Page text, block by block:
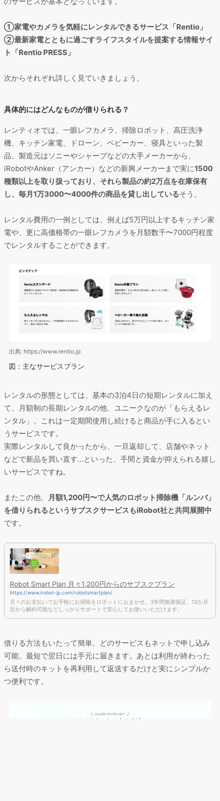
①家電やカメラを気軽にレンタルできるサービス「Rentio」
②最新家電とともに過ごすライフスタイルを提案する情報サイ
ト「Rentio PRESS」
次からそれぞれ詳しく見ていきましょう。
具体的にはどんなものが借りられる？
レンティオでは、一眼レフカメラ、掃除ロボット、高圧洗浄
機、キッチン家電、ドローン、ベビーカー、寝具といった製
品、製造元はソニーやシャープなどの大手メーカーから、
iRobotやAnker（アンカー）などの新興メーカーまで実に1500
種類以上を取り扱っており、それら製品の約2万点を在庫保有
し、毎月1万3000〜4000件の商品を貸し出しているそう。
レンタル費用の一例としては、例えば5万円以上するキッチン家
電や、更に高価格帯の一眼レフカメラを月額数千〜7000円程度
でレンタルすることができます。
出典: https://www.rentio.jp
図：主なサービスプラン
レンタルの形態としては、基本の3泊4日の短期レンタルに加え
て、月額制の長期レンタルの他、ユニークなのが「もらえるレ
ンタル」。これは一定期間使用し続けると商品が手に入るとい
うサービスです。
実際レンタルして良かったから、一旦返却して、店舗やネット
などで新品を買い直す…といった、手間と資金が抑えられる嬉し
いサービスですね。
またこの他、
月額1,200円〜で人気のロボット掃除機「ルンバ」
を借りられるというサブスクサービスもiRobot社と共同展開中
です。
Robot Smart Plan 月々1,200円からのサブスクプラン
https://www.irobot-jp.com/robotsmartplan/
月々のお支払いでお手軽にお掃除をロボットにおまかせ。3年間無償保証、13か月
目から解約可能などしっかりサポートで安心してお使いいただけます。
借りる方法もいたって簡単。どのサービスもネットで申し込み
可能。最短で翌日には手元に届きます。あとは利用が終わった
ら送付時のキットを再利用して返送するだけと実にシンプルか
つ便利です。